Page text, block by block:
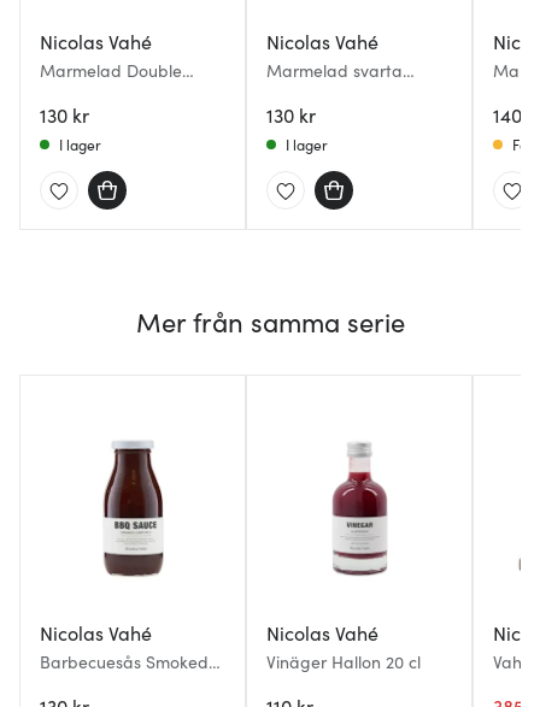
Nicolas Vahé
Marmelad Double
130 kr
I lager
Nicolas Vahé
Marmelad svarta
130 kr
I lager
140
Få
Mer från samma serie
Nicolas Vahé
Barbecuesås Smoked
Nicolas Vahé
Vinäger Hallon 20 cl
Vahé